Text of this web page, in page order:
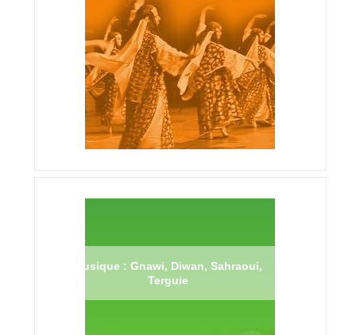
Musique : Gnawi, Diwan, Sahraoui,
Terguie